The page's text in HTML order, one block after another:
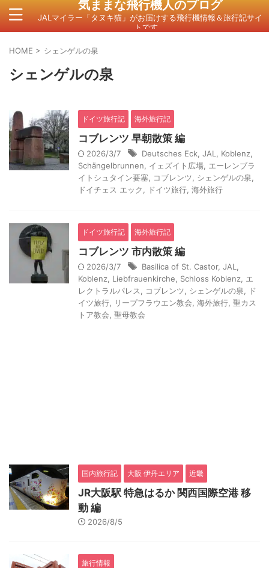
気ままな飛行機人のプログ
JALマイラー「タヌキ猫」がお届けする飛行機情報＆旅行記サイ
トです。
HOME > シェンゲルの泉
シェンゲルの泉
ドイツ旅行記 海外旅行記
コブレンツ 早朝散策 編
2026/3/7 Deutsches Eck JAL Koblenz
Schängelbrunnen
イェズイト広場
エーレンブラ
イトシュタイン要塞
コブレンツ シェンゲルの泉
ドイチェス エック
ドイツ旅行 海外旅行
ドイツ旅行記 海外旅行記
コブレンツ 市内散策 編
2026/3/7 Basilica of St. Castor, JAL
Koblenz Liebfrauenkirche Schloss Koblenz
エ
レクトラルパレス
コブレンツ シェンゲルの泉
ド
イツ旅行
リープフラウエン教会 海外旅行 聖カス
トア教会 聖母教会
国内旅行記 大阪 伊丹エリア 近畿
JR大阪駅 特急はるか 関西国際空港 移
動 編
2026/8/5
旅行情報